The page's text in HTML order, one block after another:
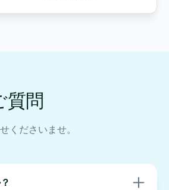
質問
くださいませ。